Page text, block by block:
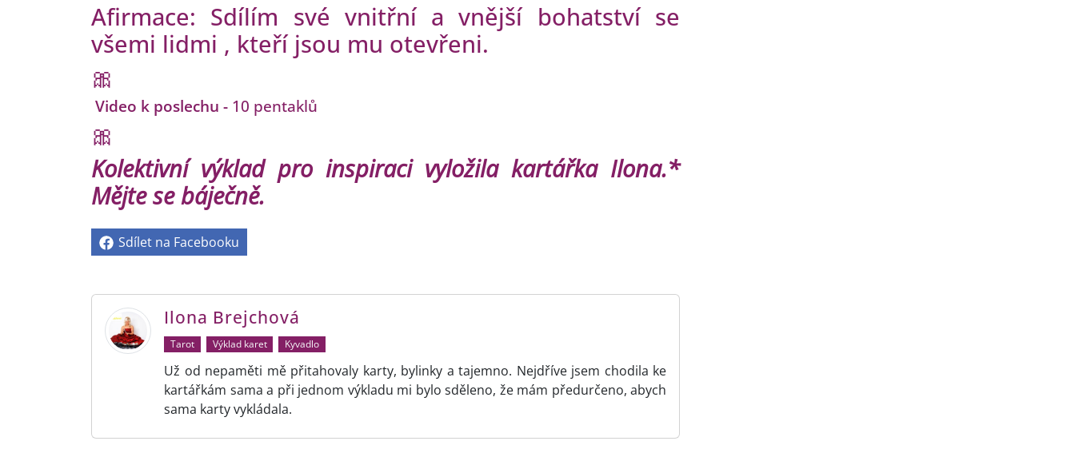
Afirmace: Sdílím své vnitřní a vnější bohatství se
všemi lidmi , kteří jsou mu otevřeni.
🎀
Video k poslechu - 10 pentaklů
🎀
Kolektivní výklad pro inspiraci vyložila kartářka Ilona.*
Mějte se báječně.
Sdílet na Facebooku
Ilona Brejchová
Tarot Výklad karet Kyvadlo
Už od nepaměti mě přitahovaly karty, bylinky a tajemno. Nejdříve jsem chodila ke
kartářkám sama a při jednom výkladu mi bylo sděleno, že mám předurčeno, abych
sama karty vykládala.